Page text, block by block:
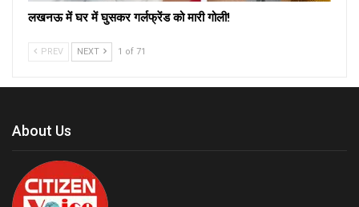
लखनऊ में घर में घुसकर गर्लफ्रेंड को मारी गोली!
PREV NEXT 1 of 71
About Us